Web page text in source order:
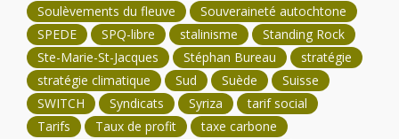
Soulèvements du fleuve
Souveraineté autochtone
SPEDE
SPQ-libre stalinisme
Standing Rock
Ste-Marie-St-Jacques
Stéphan Bureau
stratégie
stratégie climatique
Sud Suède
Suisse
SWITCH
Syndicats Syriza
tarif social
Tarifs
Taux de profit
taxe carbone